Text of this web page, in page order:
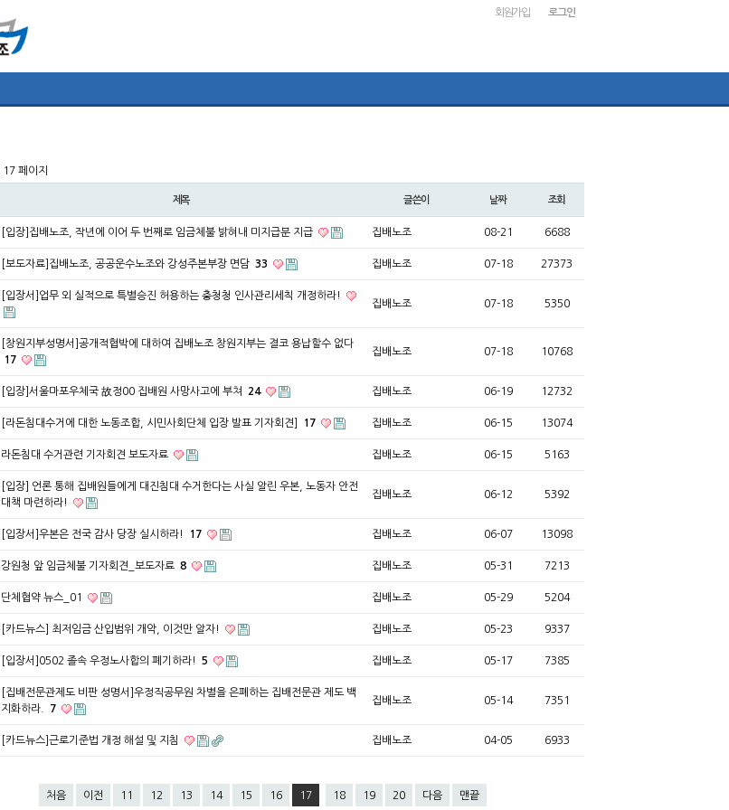
회원가입 로그인
17 페이지
제목 글쓴이 날짜 조회
[입장]집배노조, 작년에 이어 두 번째로 임금체불 밝혀내 미지급분 지급 집배노조 08-21 6688
[보도자료]집배노조, 공공운수노조와 강성주본부장 면담 33 집배노조 07-18 27373
[입장서]업무 외 실적으로 특별승진 허용하는 충청청 인사관리세칙 개정하라!
집배노조 07-18 5350
[창원지부성명서]공개적협박에 대하여 집배노조 창원지부는 결코 용납할수 없다
17
집배노조 07-18 10768
[입장]서울마포우체국 故정00 집배원 사망사고에 부쳐 24 집배노조 06-19 12732
[라돈침대수거에 대한 노동조합, 시민사회단체 입장 발표 기자회견] 17 집배노조 06-15 13074
라돈침대 수거관련 기자회견 보도자료 집배노조 06-15 5163
[입장] 언론 통해 집배원들에게 대진침대 수거한다는 사실 알린 우본, 노동자 안전
대책 마련하라!
집배노조 06-12 5392
[입장서]우본은 전국 감사 당장 실시하라! 17 집배노조 06-07 13098
강원청 앞 임금체불 기자회견_보도자료 8 집배노조 05-31 7213
단체협약 뉴스_01 집배노조 05-29 5204
[카드뉴스] 최저임금 산입범위 개악, 이것만 알자! 집배노조 05-23 9337
[입장서]0502 졸속 우정노사합의 폐기하라! 5 집배노조 05-17 7385
[집배전문관제도 비판 성명서]우정직공무원 차별을 은폐하는 집배전문관 제도 백
지화하라.
7
집배노조 05-14 7351
[카드뉴스]근로기준법 개정 해설 및 지침 집배노조 04-05 6933
처음 이전 11 12 13 14 15 16 17 18 19 20 다음 맨끝